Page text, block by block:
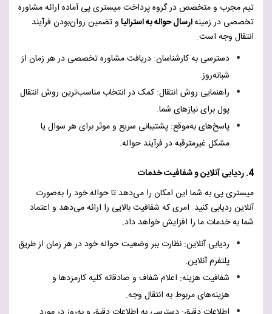
تیم مجرب و متخصص در گروه پرداخت میستری پی آماده ارائه مشاوره
تخصصی در زمینهارسال حواله به استرالیاو تضمین روان‌بودن فرآیند
انتقال وجه است.
دسترسی به کارشناسان: دریافت مشاوره تخصصی در هر زمان از
شبانه‌روز.
راهنمایی روش انتقال: کمک در انتخاب مناسب‌ترین روش انتقال
پول برای نیازهای شما.
پاسخ‌های به‌موقع: پشتیبانی سریع و موثر برای هر سوال یا
مشکل غیرمترقبه در فرآیند حواله.
4. ردیابی آنلاین و شفافیت خدمات
میستری پی به شما این امکان را می‌دهد تا حواله خود را به‌صورت
آنلاین ردیابی کنید. امری که شفافیت بالایی را ارائه می‌دهد و اعتماد
شما به خدمات ما را افزایش خواهد داد.
ردیابی آنلاین: نظارت ببر وضعیت حواله خود در هر زمان از طریق
پلتفرم آنلاین.
شفافیت هزینه: اعلام شفاف و صادقانه کلیه کارمزدها و
هزینه‌های مربوط به انتقال وجه.